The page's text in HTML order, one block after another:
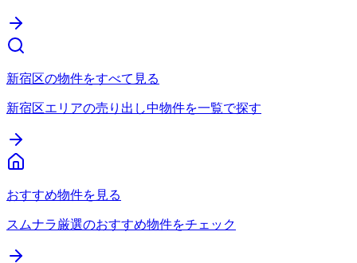
新宿区の物件をすべて見る
新宿区エリアの売り出し中物件を一覧で探す
おすすめ物件を見る
スムナラ厳選のおすすめ物件をチェック